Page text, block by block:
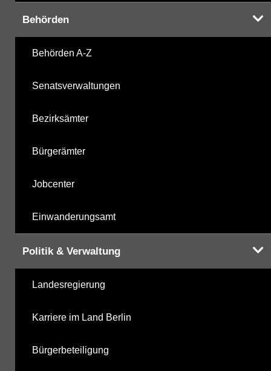
Behörden
Behörden A-Z
Senatsverwaltungen
Bezirksämter
Bürgerämter
Jobcenter
Einwanderungsamt
Politik & Verwaltung
Landesregierung
Karriere im Land Berlin
Bürgerbeteiligung